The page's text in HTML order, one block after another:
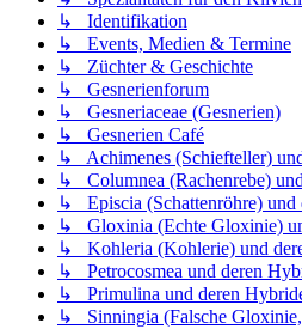
↳ Identifikation
↳ Events, Medien & Termine
↳ Züchter & Geschichte
↳ Gesnerienforum
↳ Gesneriaceae (Gesnerien)
↳ Gesnerien Café
↳ Achimenes (Schiefteller)
↳ Columnea (Rachenrebe)
↳ Episcia (Schattenröhre) und
↳ Gloxinia (Echte Gloxinie)
↳ Kohleria (Kohlerie) und
↳ Petrocosmea und deren
↳ Primulina und deren
↳ Sinningia (Falsche